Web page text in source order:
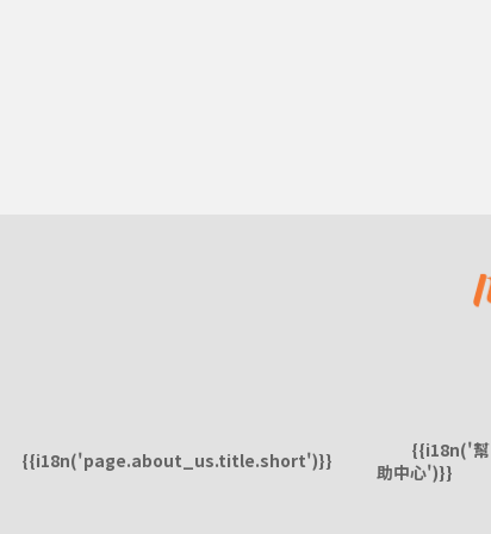
{{i18n('page.about_us.title.short')}}
{{i18n('幫
助中心')}}